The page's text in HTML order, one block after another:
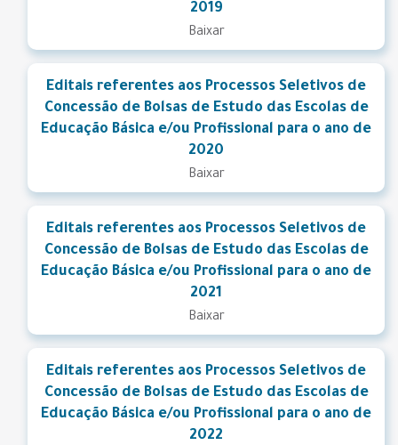
2019
Baixar
Editais referentes aos Processos Seletivos de
Concessão de Bolsas de Estudo das Escolas de
Educação Básica e/ou Profissional para o ano de
2020
Baixar
Editais referentes aos Processos Seletivos de
Concessão de Bolsas de Estudo das Escolas de
Educação Básica e/ou Profissional para o ano de
2021
Baixar
Editais referentes aos Processos Seletivos de
Concessão de Bolsas de Estudo das Escolas de
Educação Básica e/ou Profissional para o ano de
2022